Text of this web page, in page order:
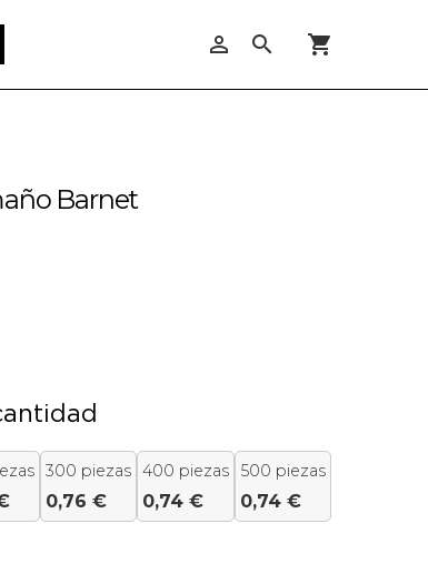
person_outline search shopping_cart
Barnet
300 piezas
0,76 €
400 piezas
0,74 €
500 piezas
0,74 €